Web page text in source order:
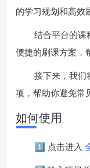
的学习规划和高效
结合平台的课
便捷的刷课方案，
接下来，我们
项，帮助你避免常
如何使用
1️⃣ 点击进入